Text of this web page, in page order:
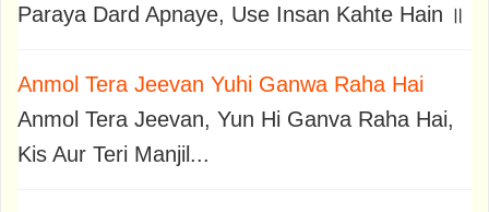
Paraya Dard Apnaye, Use Insan Kahte Hain ॥
Anmol Tera Jeevan Yuhi Ganwa Raha Hai
Anmol Tera Jeevan, Yun Hi Ganva Raha Hai,
Kis Aur Teri Manjil...